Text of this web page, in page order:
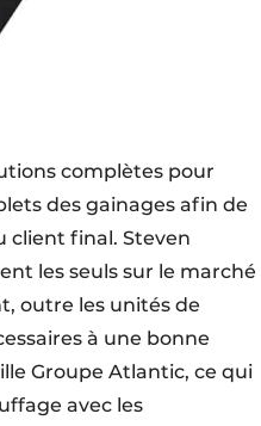
complètes pour
des gainages afin de
client final. Steven
les seuls sur le marché
outre les unités de
à une bonne
Groupe Atlantic, ce qui
avec les